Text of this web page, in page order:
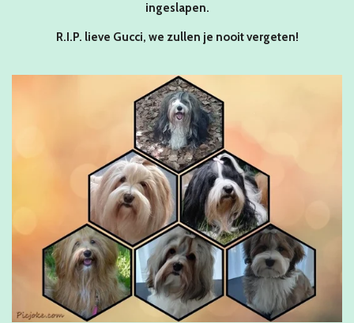
ingeslapen.
R.I.P. lieve Gucci, we zullen je nooit vergeten!